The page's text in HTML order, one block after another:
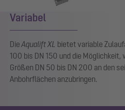
Variabel
Die Aqualift XL bietet variable
100 bis DN 150 und die Möglichkeit,
Größen DN 50 bis DN 200 an den
Anbohrflächen anzubringen.